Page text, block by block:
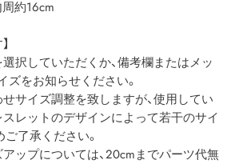
約16cm
択していただくか、備考欄またはメッ
をお知らせください。
サイズ調整を致しますが、使用してい
スレットのデザインによって若干のサイ
了承ください。
ップについては、20cmまでパーツ代無